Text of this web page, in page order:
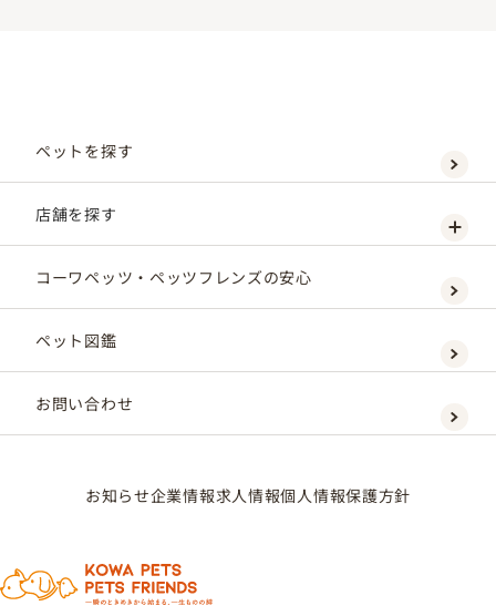
ペットを探す
店舗を探す
コーワペッツ・ペッツフレンズの安心
ペット図鑑
お問い合わせ
お知らせ企業情報求人情報個人情報保護方針